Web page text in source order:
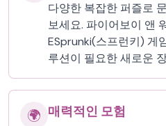
다양한 복잡한 퍼즐로
보세요. 파이어보이 앤
ESprunki(스프런키) 게
루션이 필요한 새로운
🌍 매력적인 모험